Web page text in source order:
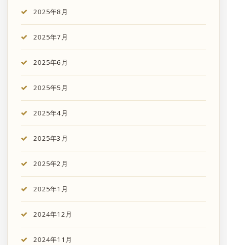
2025年8月
2025年7月
2025年6月
2025年5月
2025年4月
2025年3月
2025年2月
2025年1月
2024年12月
2024年11月